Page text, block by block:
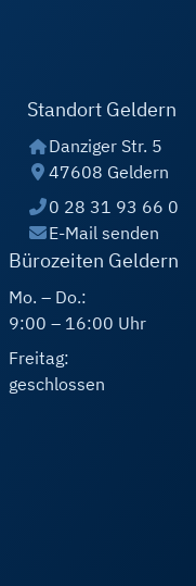
Standort Geldern
Danziger Str. 5
47608 Geldern
0 28 31 93 66 0
E-Mail senden
Bürozeiten Geldern
Mo. – Do.:
9:00 – 16:00 Uhr
Freitag:
geschlossen